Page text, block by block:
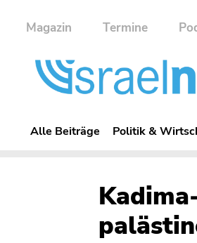
Magazin Termine
Alle Beiträge Politik &